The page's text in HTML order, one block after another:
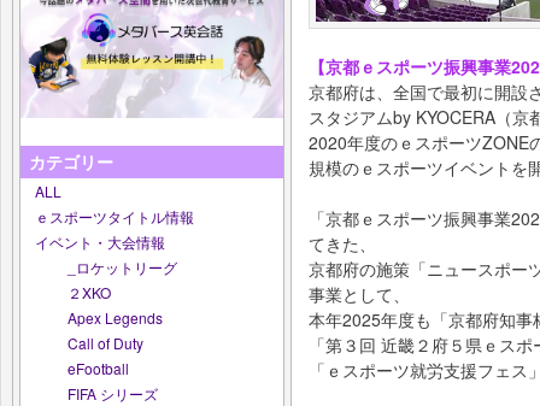
カテゴリー
ALL
ｅスポーツタイトル情報
イベント・大会情報
_ロケットリーグ
２XKO
Apex Legends
Call of Duty
eFootball
FIFA シリーズ
【京都ｅスポーツ振興事業
京都府は、全国で最初に開設
スタジアムby KYOCERA（
2020年度のｅスポーツZONE
規模のｅスポーツイベントを
「京都ｅスポーツ振興事業
てきた、
京都府の施策「ニュースポー
事業として、
本年2025年度も「京都府知
「第３回 近畿２府５県ｅス
「ｅスポーツ就労支援フェ